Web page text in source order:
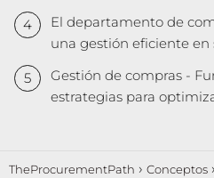
El departamento de
una gestión eficiente en
Gestión de compras -
estrategias para
TheProcurementPath Conceptos